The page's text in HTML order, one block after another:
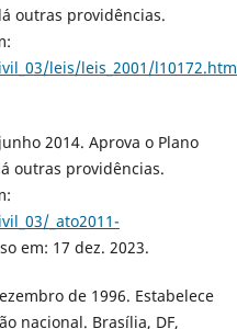
outras providências.
leis/leis_2001/l10172.htm
2014. Aprova o Plano
outras providências.
_ato2011-
em: 17 dez. 2023.
de 1996. Estabelece
nacional. Brasília, DF,